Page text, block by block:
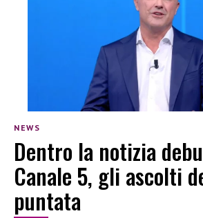
NEWS
Dentro la notizia
Canale 5, gli ascolti
puntata